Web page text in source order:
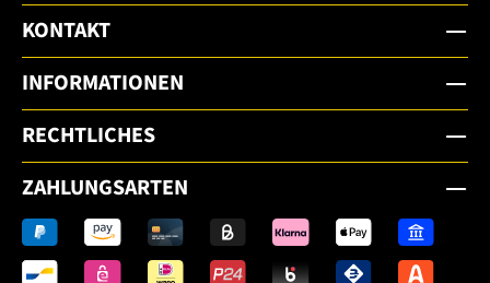
KONTAKT
INFORMATIONEN
RECHTLICHES
ZAHLUNGSARTEN